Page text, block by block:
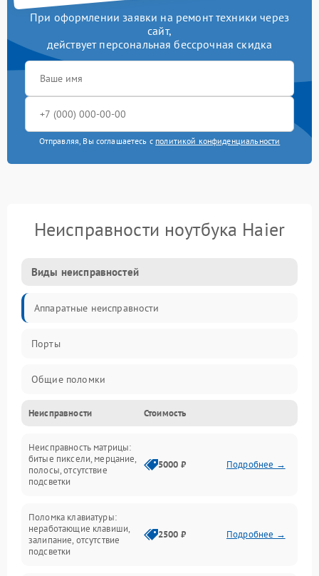
При оформлении заявки на ремонт техники через
сайт,
действует персональная бессрочная скидка
Отправляя, Вы соглашаетесь с политикой конфиденциальности
Неисправности ноутбука Haier
Виды неисправностей
Аппаратные неисправности
Порты
Общие поломки
Устройства
Программные ошибки
Электрические и системные сбои
Интерфейсные проблемы
Батарея
Неисправности Стоимость
Неисправность матрицы:
битые пиксели, мерцание,
полосы, отсутствие
подсветки
5000 ₽ Подробнее →
Поломка клавиатуры:
неработающие клавиши,
залипание, отсутствие
подсветки
2500 ₽ Подробнее →